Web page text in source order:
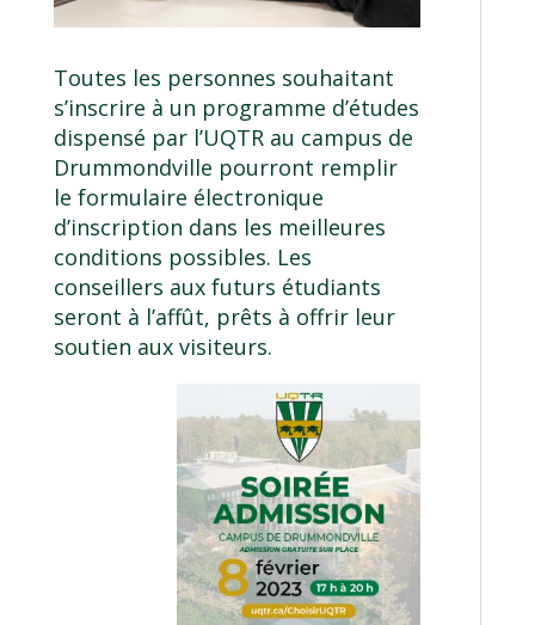
Toutes les personnes souhaitant
s’inscrire à un programme d’études
dispensé par l’UQTR au campus de
Drummondville pourront remplir
le formulaire électronique
d’inscription dans les meilleures
conditions possibles. Les
conseillers aux futurs étudiants
seront à l’affût, prêts à offrir leur
soutien aux visiteurs.